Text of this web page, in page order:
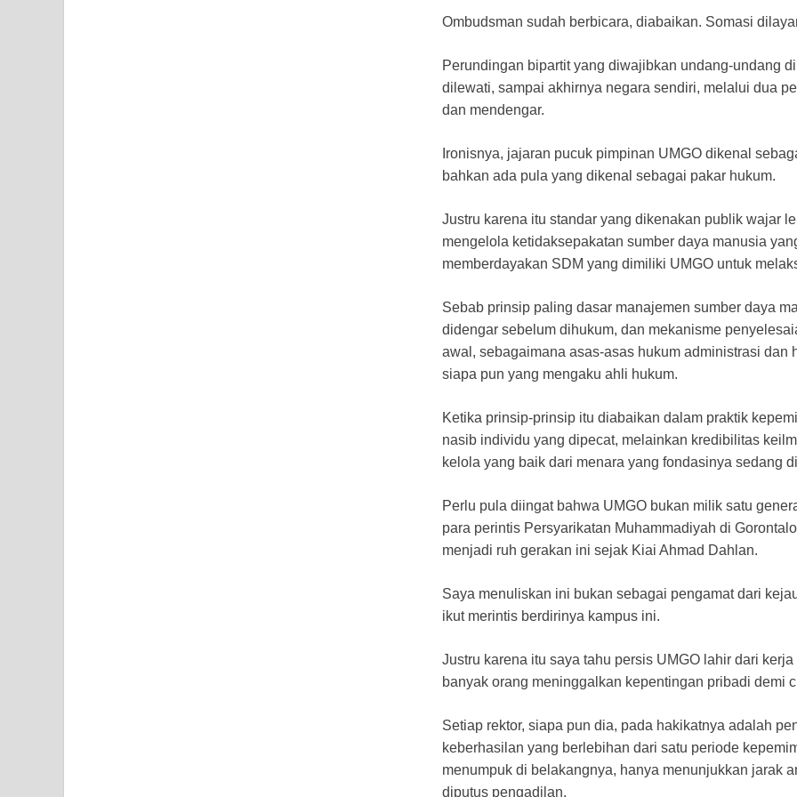
Ombudsman sudah berbicara, diabaikan. Somasi
Perundingan bipartit yang diwajibkan undang-undang
dilewati, sampai akhirnya negara sendiri, melalui dua
dan mendengar.
Ironisnya, jajaran pucuk pimpinan UMGO dikenal
bahkan ada pula yang dikenal sebagai pakar hukum.
Justru karena itu standar yang dikenakan publik wajar
mengelola ketidaksepakatan sumber daya manusia
memberdayakan SDM yang dimiliki UMGO untuk
Sebab prinsip paling dasar manajemen sumber daya
didengar sebelum dihukum, dan mekanisme
awal, sebagaimana asas-asas hukum administrasi
siapa pun yang mengaku ahli hukum.
Ketika prinsip-prinsip itu diabaikan dalam praktik
nasib individu yang dipecat, melainkan kredibilitas
kelola yang baik dari menara yang fondasinya sedang
Perlu pula diingat bahwa UMGO bukan milik satu
para perintis Persyarikatan Muhammadiyah di
menjadi ruh gerakan ini sejak Kiai Ahmad Dahlan.
Saya menuliskan ini bukan sebagai pengamat dari
ikut merintis berdirinya kampus ini.
Justru karena itu saya tahu persis UMGO lahir dari
banyak orang meninggalkan kepentingan pribadi demi
Setiap rektor, siapa pun dia, pada hakikatnya adalah
keberhasilan yang berlebihan dari satu periode
menumpuk di belakangnya, hanya menunjukkan jarak
diputus pengadilan.